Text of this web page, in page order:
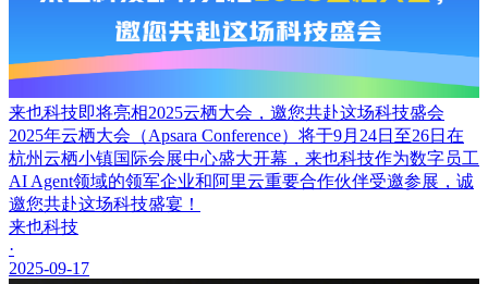
来也科技即将亮相2025云栖大会，邀您共赴这场科技盛会
2025年云栖大会（Apsara Conference）将于9月24日至26日在
杭州云栖小镇国际会展中心盛大开幕，来也科技作为数字员工
AI Agent领域的领军企业和阿里云重要合作伙伴受邀参展，诚
邀您共赴这场科技盛宴！
来也科技
·
2025-09-17